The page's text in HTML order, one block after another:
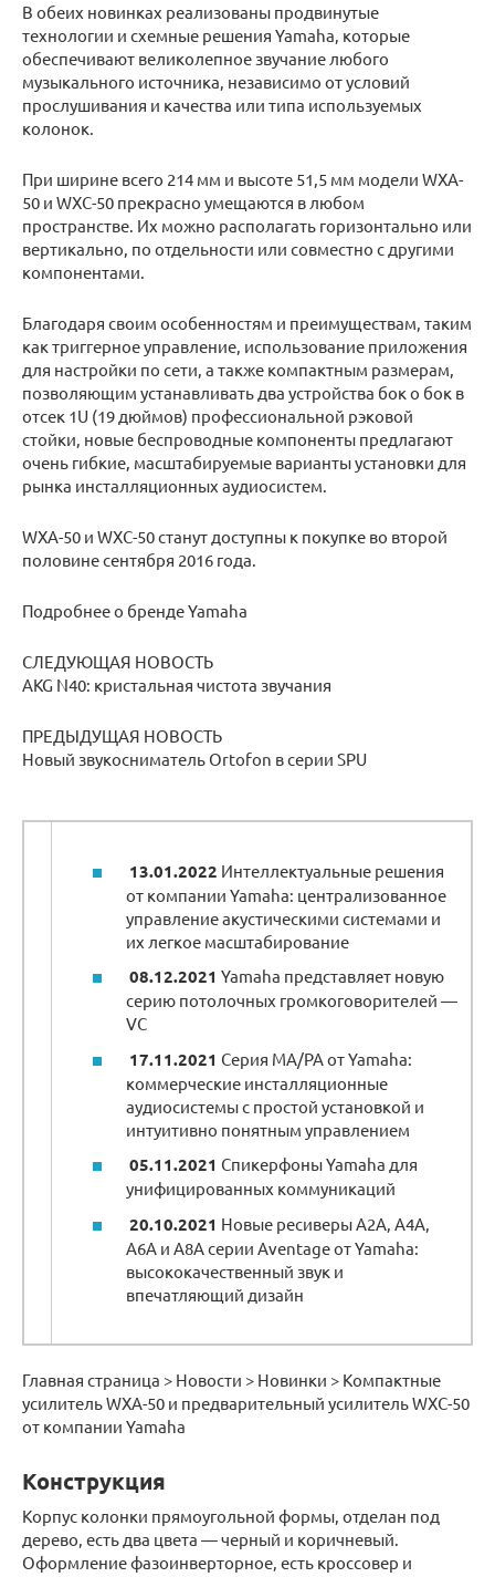
В обеих новинках реализованы продвинутые
технологии и схемные решения Yamaha, которые
обеспечивают великолепное звучание любого
музыкального источника, независимо от условий
прослушивания и качества или типа используемых
колонок.
При ширине всего 214 мм и высоте 51,5 мм модели WXA-
50 и WXC-50 прекрасно умещаются в любом
пространстве. Их можно располагать горизонтально или
вертикально, по отдельности или совместно с другими
компонентами.
Благодаря своим особенностям и преимуществам, таким
как триггерное управление, использование приложения
для настройки по сети, а также компактным размерам,
позволяющим устанавливать два устройства бок о бок в
отсек 1U (19 дюймов) профессиональной рэковой
стойки, новые беспроводные компоненты предлагают
очень гибкие, масштабируемые варианты установки для
рынка инсталляционных аудиосистем.
WXA-50 и WXC-50 станут доступны к покупке во второй
половине сентября 2016 года.
Подробнее о бренде Yamaha
СЛЕДУЮЩАЯ НОВОСТЬ
AKG N40: кристальная чистота звучания
ПРЕДЫДУЩАЯ НОВОСТЬ
Новый звукосниматель Ortofon в серии SPU
13.01.2022 Интеллектуальные решения
от компании Yamaha: централизованное
управление акустическими системами и
их легкое масштабирование
08.12.2021 Yamaha представляет новую
серию потолочных громкоговорителей —
VC
17.11.2021 Серия MA/PA от Yamaha:
коммерческие инсталляционные
аудиосистемы с простой установкой и
интуитивно понятным управлением
05.11.2021 Спикерфоны Yamaha для
унифицированных коммуникаций
20.10.2021 Новые ресиверы A2A, A4A,
A6A и A8A серии Aventage от Yamaha:
высококачественный звук и
впечатляющий дизайн
Главная страница > Новости > Новинки > Компактные
усилитель WXA-50 и предварительный усилитель WXC-50
от компании Yamaha
Конструкция
Корпус колонки прямоугольной формы, отделан под
дерево, есть два цвета — черный и коричневый.
Оформление фазоинверторное, есть кроссовер и